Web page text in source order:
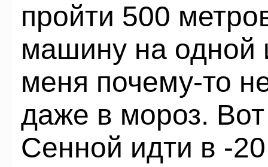
пройти 500
машину на одной
меня почему-то
даже в мороз.
Сенной идти в -